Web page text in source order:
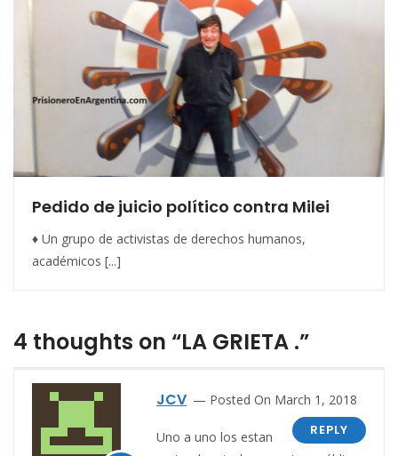
Pedido de juicio político contra Milei
♦ Un grupo de activistas de derechos humanos,
académicos [...]
4 thoughts on “LA GRIETA .”
JCV
Posted On March 1, 2018
REPLY
Uno a uno los estan